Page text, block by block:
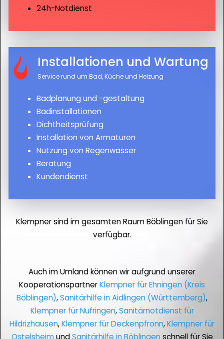
24h-Notdienst
Installationen und Wartung
Service rund um Bad, Küche und Heizung
Badplanung und -gestaltung
Badinstallationen
Dichtheitsprüfung
Installation von Armaturen
Nutzung von Regenwasser
Beratung
Kundendienst
Klempner sind im gesamten Raum Böblingen für Sie
verfügbar.
Auch im Umland können wir aufgrund unserer
KooperationspartnerKlempner für Ehningen (Kreis
Böblingen),Sanitärhilfe in Aidlingen (Württemberg),
Klempner für Nufringen,Sanitärnotdienst für
Hildrizhausen,Klempner für Deckenpfronn,Klempner für
OstelsheimundSanitärhilfe in Böblingen schnell für Sie